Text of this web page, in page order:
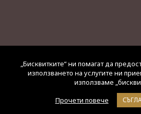
„Бисквитките“ ни помагат да
използването на услугите ни
използваме
Прочети повече